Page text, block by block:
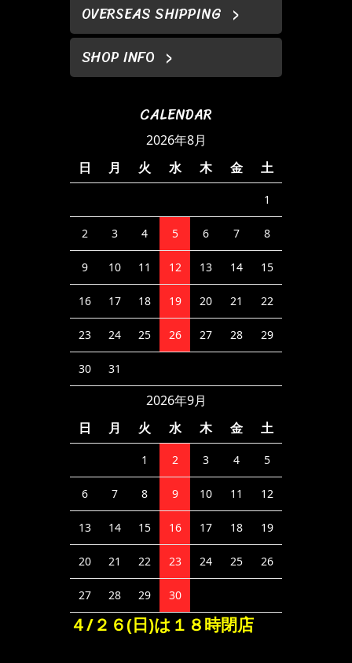
OVERSEAS SHIPPING
SHOP INFO
CALENDAR
2026年8月
日
月 火 水 木 金 土
1
2 3 4 5 6 7 8
9 10 11 12 13 14 15
16 17 18 19 20 21 22
23 24 25 26 27 28 29
30 31
2026年9月
日
月 火 水 木 金 土
1 2 3 4 5
6 7 8 9 10 11 12
13 14 15 16 17 18 19
20 21 22 23 24 25 26
27 28 29 30
４/２６(日)は１８時閉店